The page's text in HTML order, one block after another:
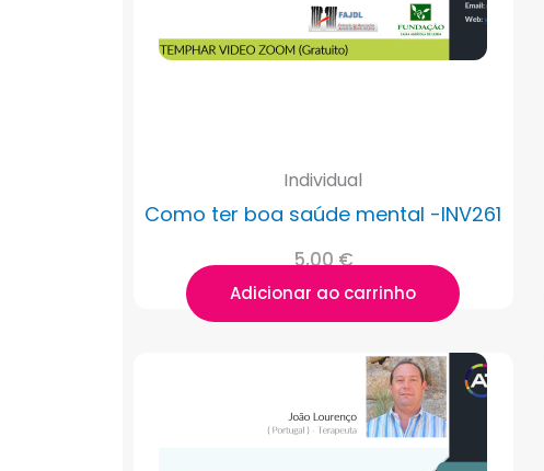
Individual
Como ter boa saúde mental -INV261
5,00€
Adicionar ao carrinho